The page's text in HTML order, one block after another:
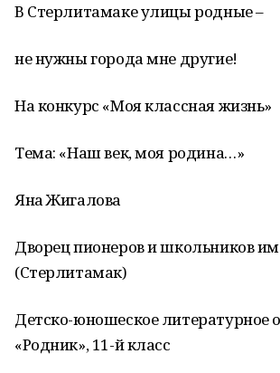
В Стерлитамаке улицы родные –
не нужны города мне другие!
На конкурс «Моя классная жизнь»
Тема: «Наш век, моя родина…»
Яна Жигалова
Дворец пионеров и школьников
(Стерлитамак)
Детско-юношеское литературное
«Родник», 11-й класс